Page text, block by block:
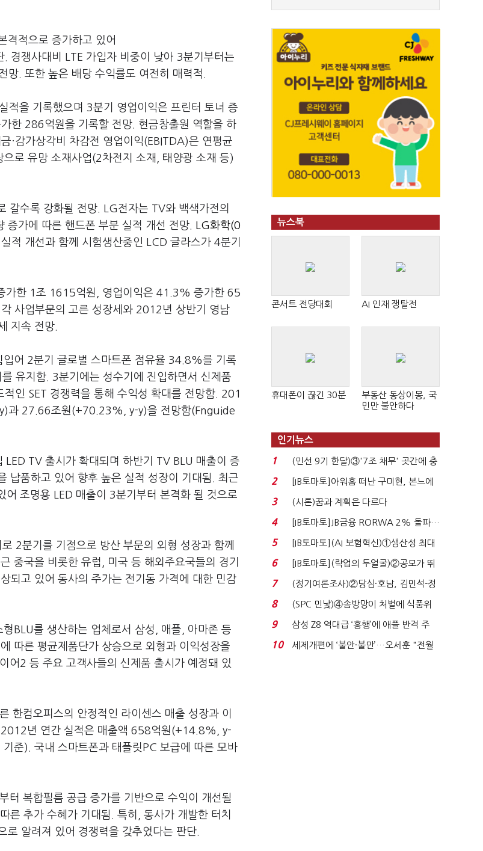
격적으로 증가하고 있어
경쟁사대비 LTE 가입자 비중이 낮아 3분기부터는
망. 또한 높은 배당 수익률도 여전히 매력적.
적을 기록했으며 3분기 영업이익은 프린터 토너 증
한 286억원을 기록할 전망. 현금창출원 역할을 하
·감가상각비 차감전 영업이익(EBITDA)은 연평균
로 유망 소재사업(2차전지 소재, 태양광 소재 등)
갈수록 강화될 전망. LG전자는 TV와 백색가전의
증가에 따른 핸드폰 부분 실적 개선 전망.
LG화학(0
적 개선과 함께 시험생산중인 LCD 글라스가 4분기
가한 1조 1615억원, 영업이익은 41.3% 증가한 65
사업부문의 고른 성장세와 2012년 상반기 영남
지속 전망.
어 2분기 글로벌 스마트폰 점유율 34.8%를 기록
유지함. 3분기에는 성수기에 진입하면서 신제품
인 SET 경쟁력을 통해 수익성 확대를 전망함. 201
과 27.66조원(+70.23%, y-y)을 전망함(Fnguide
TV 출시가 확대되며 하반기 TV BLU 매출이 증
납품하고 있어 향후 높은 실적 성장이 기대됨. 최근
조명용 LED 매출이 3분기부터 본격화 될 것으로
2분기를 기점으로 방산 부문의 외형 성장과 함께
중국을 비롯한 유럽, 미국 등 해외주요국들의 경기
되고 있어 동사의 주가는 전기동 가격에 대한 민감
BLU를 생산하는 업체로서 삼성, 애플, 아마존 등
따른 평균제품단가 상승으로 외형과 이익성장을
어2 등 주요 고객사들의 신제품 출시가 예정돼 있
한컴오피스의 안정적인 라이센스 매출 성장과 이
2012년 연간 실적은 매출액 658억원(+14.8%, y-
준). 국내 스마트폰과 태플릿PC 보급에 따른 모바
터 복합필름 공급 증가를 기반으로 수익이 개선될
른 추가 수혜가 기대됨. 특히, 동사가 개발한 터치
알려져 있어 경쟁력을 갖추었다는 판단.
뉴스북
콘서트 전당대회 AI 인재 쟁탈전
휴대폰이 끊긴 30분
부동산 동상이몽, 국
민만 불안하다
인기뉴스
1
(민선 9기 한달)③'7조 채무' 곳간에 충
격…추미애, 20년...
2
[IB토마토]아워홈 떠난 구미현, 본느에
340억 베팅…가...
3 (시론)꿈과 계획은 다르다
4
[IB토마토]JB금융 RORWA 2% 돌파…
실적 견인은 은행 ...
5
[IB토마토](AI 보험혁신)①생산성 최대
80% 개선…현실...
6
[IB토마토](락업의 두얼굴)②공모가 뛰
자 첫날 매도…FI ...
7
(정기여론조사)②당심·호남, 김민석-정
청래 '초접전'...
8
(SPC 민낯)④솜방망이 처벌에 식품위
생법 위반 반복...
9
삼성 Z8 역대급 ‘흥행’에 애플 반격 주
목…9월 ‘폴...
10
세제개편에 ‘불안·불만’…오세훈 "전월